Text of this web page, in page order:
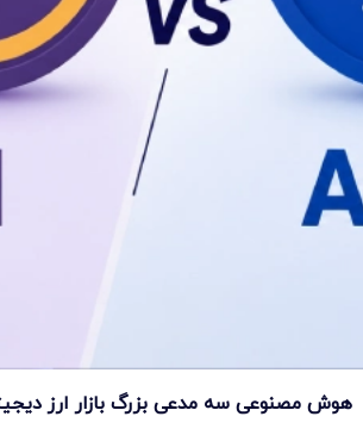
هوش مصنوعی سه مدعی بزرگ بازار ارز